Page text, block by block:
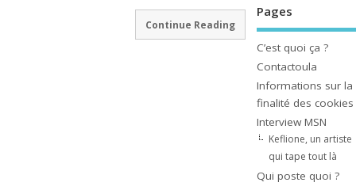
Continue Reading
Pages
C’est quoi ça ?
Contactoula
Informations sur la
finalité des cookies
Interview MSN
Keflione, un artiste
qui tape tout là
Qui poste quoi ?